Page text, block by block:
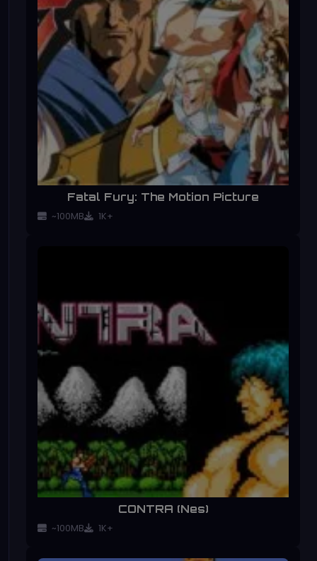
Fatal Fury: The Motion Picture
~100MB 1K+
CONTRA (Nes)
~100MB 1K+